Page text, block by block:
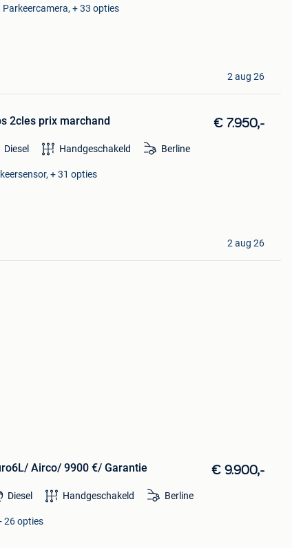
+ 33 opties
2 aug 26
2cles prix marchand € 7.950,-
Diesel Handgeschakeld Berline
+ 31 opties
2 aug 26
Airco/ 9900 €/ Garantie € 9.900,-
Diesel Handgeschakeld Berline
26 opties